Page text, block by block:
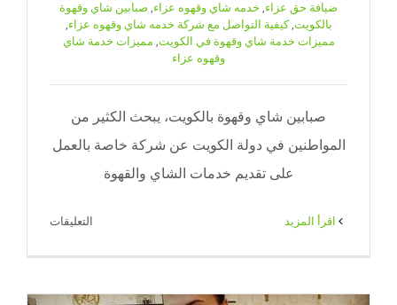
ضيافة حق عزاء, خدمه شاي وقهوه عزاء, صبابين شاي وقهوة
بالكويت,كيفية التواصل مع شركة خدمه شاي وقهوه عزاء,
مميزات خدمة شاي وقهوة في الكويت, مميزات خدمة شاي
وقهوه عزاء
صبابين شاي وقهوة بالكويت، يبحث الكثير من
المواطنين في دولة الكويت عن شركة خاصة بالعمل
على تقديم خدمات الشاي والقهوة
التعليقات